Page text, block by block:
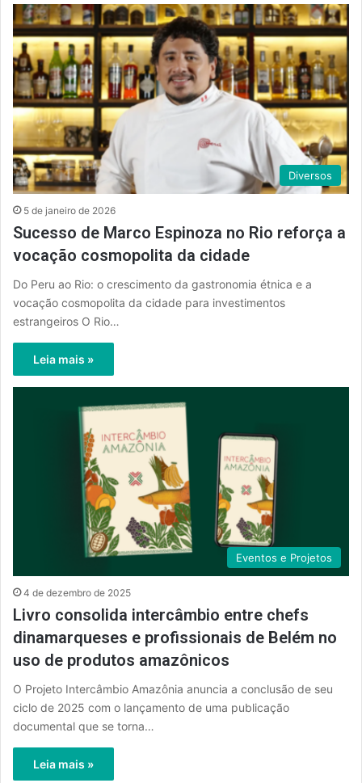
Diversos
5 de janeiro de 2026
Sucesso de Marco Espinoza no Rio reforça a
vocação cosmopolita da cidade
Do Peru ao Rio: o crescimento da gastronomia étnica e a
vocação cosmopolita da cidade para investimentos
estrangeiros O Rio…
Leia mais »
Eventos e Projetos
4 de dezembro de 2025
Livro consolida intercâmbio entre chefs
dinamarqueses e profissionais de Belém no
uso de produtos amazônicos
O Projeto Intercâmbio Amazônia anuncia a conclusão de seu
ciclo de 2025 com o lançamento de uma publicação
documental que se torna…
Leia mais »